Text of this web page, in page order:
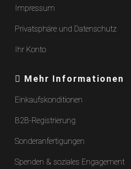
Impressum
Privatsphäre und Datenschutz
Ihr Konto
Mehr Informationen
Einkaufskonditionen
B2B-Registrierung
Sonderanfertigungen
Spenden & soziales Engagement